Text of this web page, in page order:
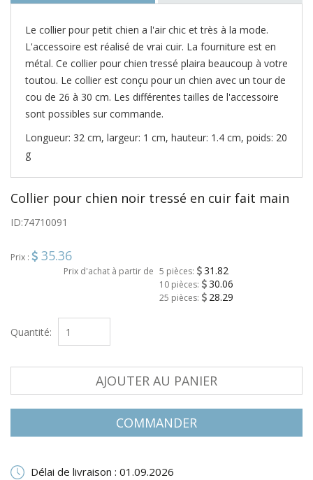
Le collier pour petit chien a l'air chic et très à la mode.
L'accessoire est réalisé de vrai cuir. La fourniture est en
métal. Ce collier pour chien tressé plaira beaucoup à votre
toutou. Le collier est conçu pour un chien avec un tour de
cou de 26 à 30 cm. Les différentes tailles de l'accessoire
sont possibles sur commande.
Longueur: 32 cm, largeur: 1 cm, hauteur: 1.4 cm, poids: 20
g
Collier pour chien noir tressé en cuir fait main
ID:74710091
Prix : 35.36
Prix d'achat à partir de 5 pièces: 31.82
10 pièces: 30.06
25 pièces: 28.29
Quantité:
AJOUTER AU PANIER
COMMANDER
Délai de livraison : 01.09.2026